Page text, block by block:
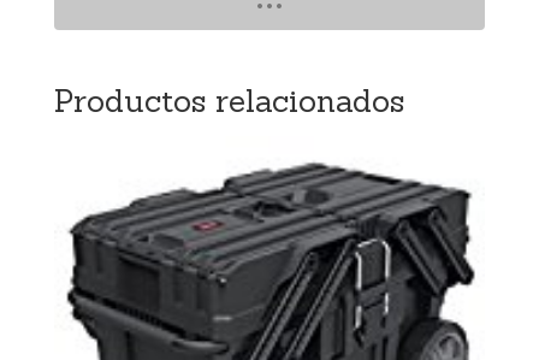
Productos relacionados